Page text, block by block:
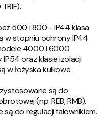
500 i 800 - IP44 klasa
w stopniu ochrony IP44
4000 i 6000
oraz klasie izolacji
w łożyska kulkowe.
są do
(np. REB, RMB).
do regulacji falownikiem.